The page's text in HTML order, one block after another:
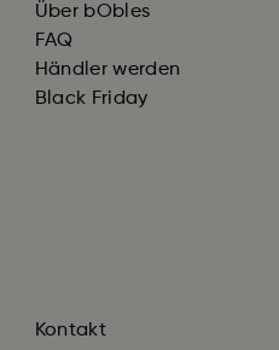
Über bObles
FAQ
Händler werden
Black Friday
Kontakt